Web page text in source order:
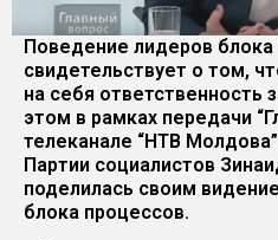
Поведение лидеров блока
свидетельствует о том,
на себя ответственность
этом в рамках передачи
телеканале “НТВ
Партии социалистов
поделилась своим
блока процессов.